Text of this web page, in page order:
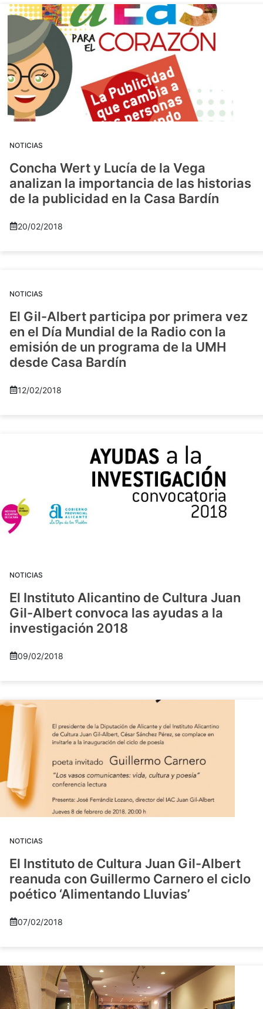
NOTICIAS
Concha Wert y Lucía de la Vega
analizan la importancia de las historias
de la publicidad en la Casa Bardín
20/02/2018
NOTICIAS
El Gil-Albert participa por primera vez
en el Día Mundial de la Radio con la
emisión de un programa de la UMH
desde Casa Bardín
12/02/2018
NOTICIAS
El Instituto Alicantino de Cultura Juan
Gil-Albert convoca las ayudas a la
investigación 2018
09/02/2018
NOTICIAS
El Instituto de Cultura Juan Gil-Albert
reanuda con Guillermo Carnero el ciclo
poético ‘Alimentando Lluvias’
07/02/2018